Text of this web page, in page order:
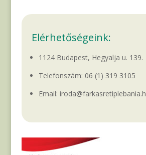
Elérhetőségeink:
1124 Budapest, Hegyalja u. 139.
Telefonszám: 06 (1) 319 3105
Email: